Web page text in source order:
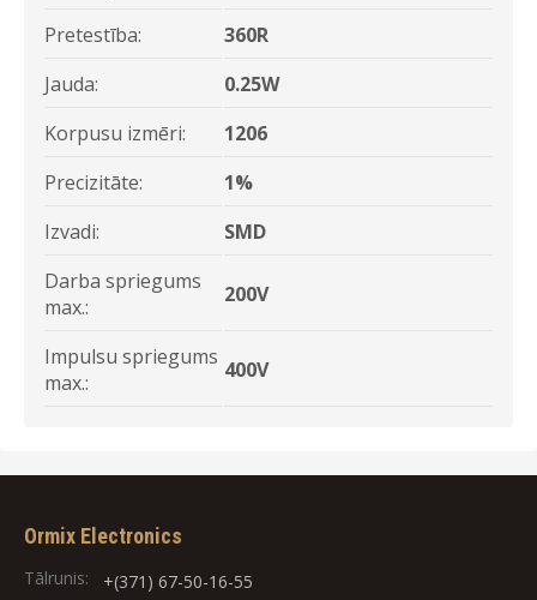
Pretestība:
360R
Jauda:
0.25W
Korpusu izmēri:
1206
Precizitāte:
1%
Izvadi:
SMD
Darba spriegums
max.:
200V
Impulsu spriegums
max.:
400V
Ormix Electronics
Tālrunis:
+(371) 67-50-16-55